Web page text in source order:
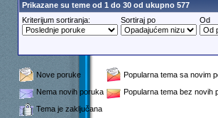
Prikazane su teme od 1 do 30 od ukupno 577
Kriterijum sortiranja:
Sortiraj po Od
Nove poruke
Popularna tema sa novim
Nema novih poruka
Popularna tema bez novih
Tema je zaključana